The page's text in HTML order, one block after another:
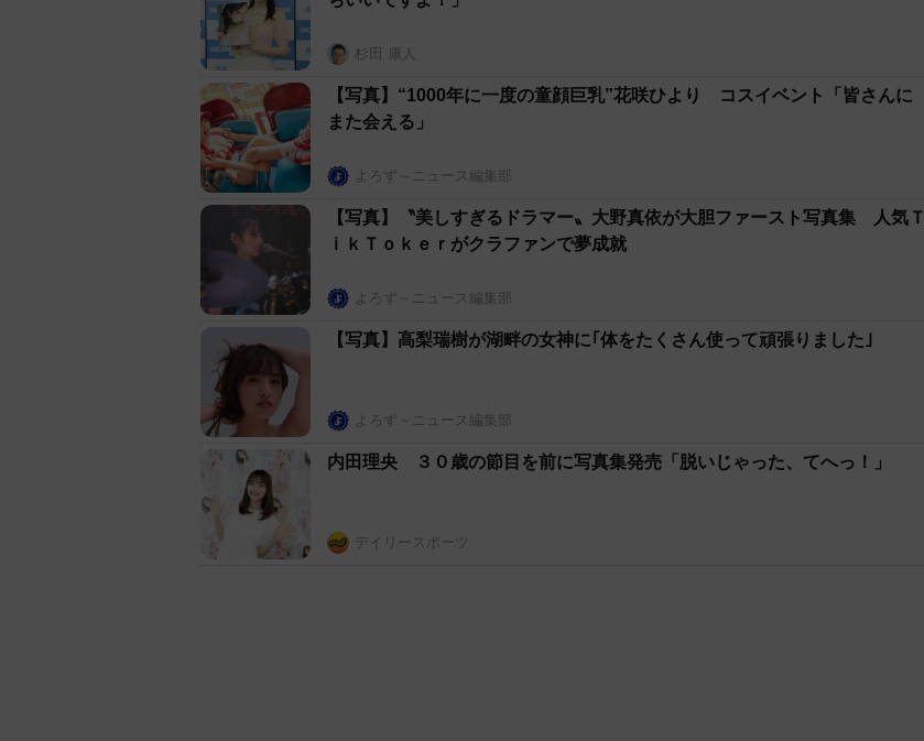
杉田 康人
【写真】“1000年に一度の童顔巨乳”花咲ひより コスイベント「皆さんに
また会える」
よろず～ニュース編集部
【写真】〝美しすぎるドラマー〟大野真依が大胆ファースト写真集 人気Ｔ
ｉｋＴｏｋｅｒがクラファンで夢成就
よろず～ニュース編集部
【写真】高梨瑞樹が湖畔の女神に｢体をたくさん使って頑張りました｣
よろず～ニュース編集部
内田理央 ３０歳の節目を前に写真集発売「脱いじゃった、てへっ！」
デイリースポーツ